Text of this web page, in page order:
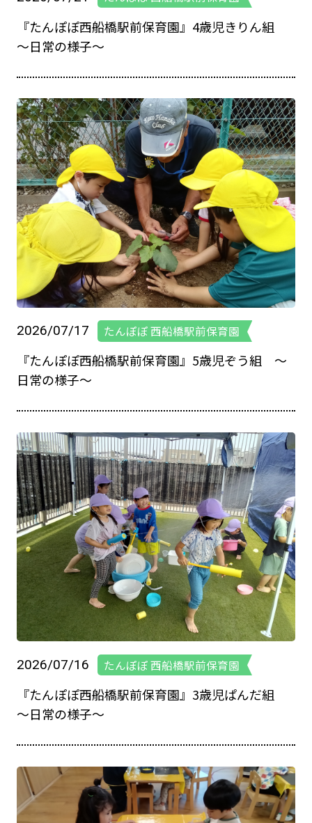
『たんぽぽ西船橋駅前保育園』4歳児きりん組
～日常の様子～
2026/07/17 たんぽぽ 西船橋駅前保育園
『たんぽぽ西船橋駅前保育園』5歳児ぞう組 ～
日常の様子～
2026/07/16 たんぽぽ 西船橋駅前保育園
『たんぽぽ西船橋駅前保育園』3歳児ぱんだ組
～日常の様子～